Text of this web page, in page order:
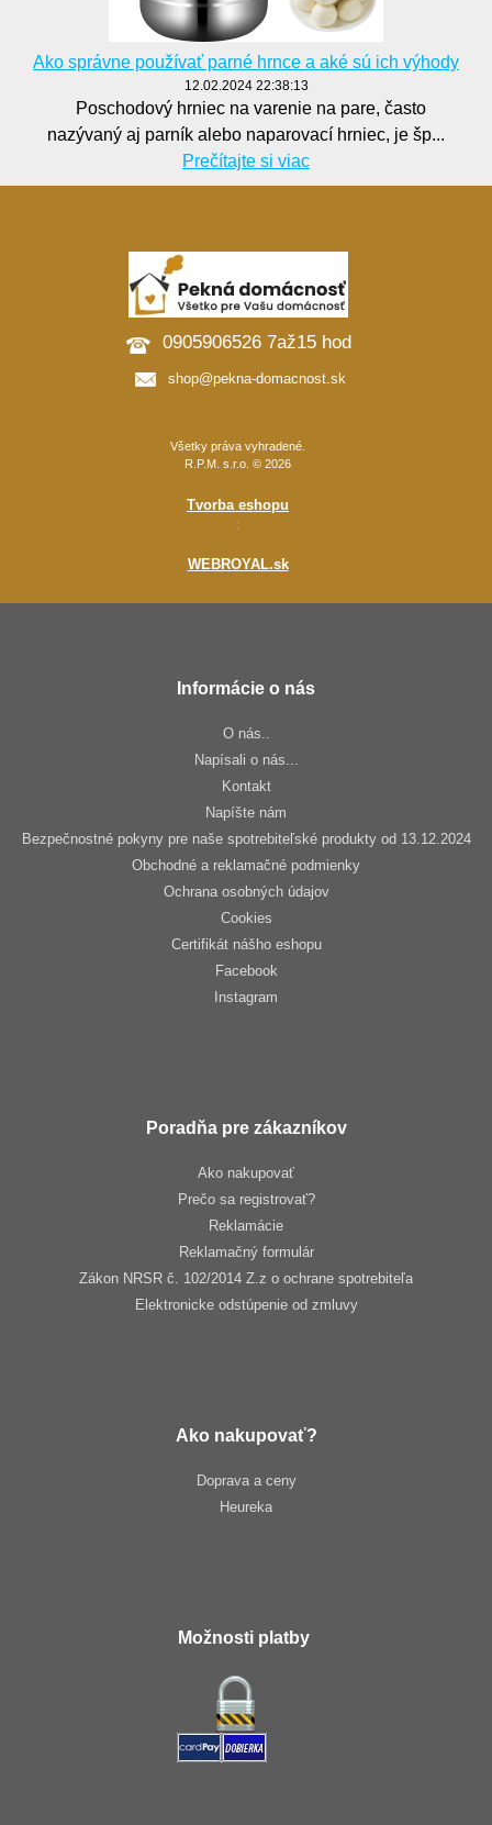
Ako správne používať parné hrnce a aké sú ich výhody
12.02.2024 22:38:13
Poschodový hrniec na varenie na pare, často
nazývaný aj parník alebo naparovací hrniec, je šp...
Prečítajte si viac
0905906526 7až15 hod
shop@pekna-domacnost.sk
Všetky práva vyhradené.
R.P.M. s.r.o. © 2026
Tvorba eshopu
:
WEBROYAL.sk
Informácie o nás
O nás..
Napísali o nás...
Kontakt
Napíšte nám
Bezpečnostné pokyny pre naše spotrebiteľské produkty od 13.12.2024
Obchodné a reklamačné podmienky
Ochrana osobných údajov
Cookies
Certifikát nášho eshopu
Facebook
Instagram
Poradňa pre zákazníkov
Ako nakupovať
Prečo sa registrovať?
Reklamácie
Reklamačný formulár
Zákon NRSR č. 102/2014 Z.z o ochrane spotrebiteľa
Elektronicke odstúpenie od zmluvy
Ako nakupovať?
Doprava a ceny
Heureka
Možnosti platby